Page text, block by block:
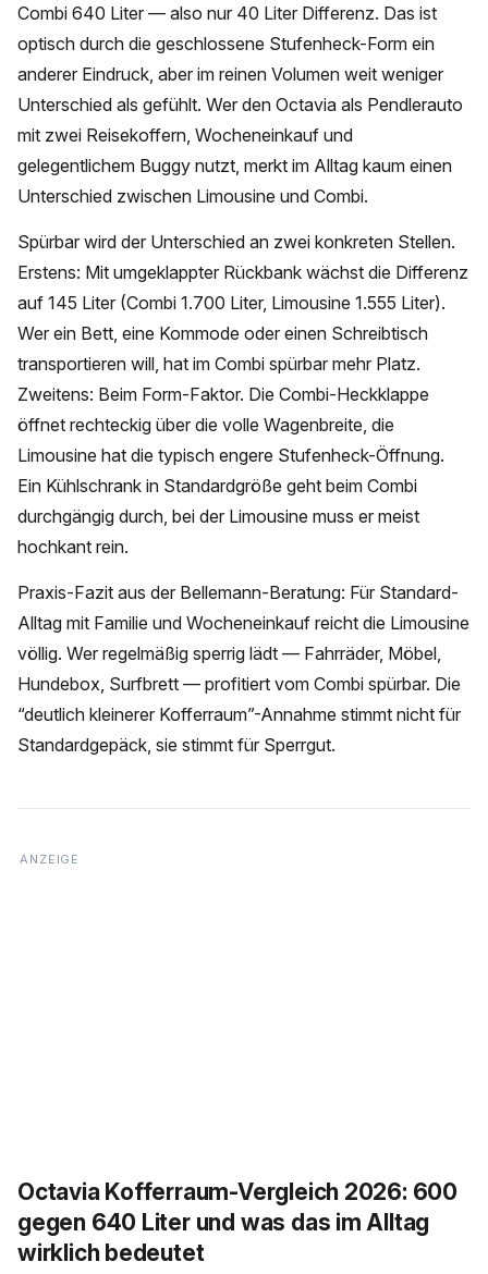
Combi 640 Liter — also nur 40 Liter Differenz. Das ist
optisch durch die geschlossene Stufenheck-Form ein
anderer Eindruck, aber im reinen Volumen weit weniger
Unterschied als gefühlt. Wer den Octavia als Pendlerauto
mit zwei Reisekoffern, Wocheneinkauf und
gelegentlichem Buggy nutzt, merkt im Alltag kaum einen
Unterschied zwischen Limousine und Combi.
Spürbar wird der Unterschied an zwei konkreten Stellen.
Erstens: Mit umgeklappter Rückbank wächst die Differenz
auf 145 Liter (Combi 1.700 Liter, Limousine 1.555 Liter).
Wer ein Bett, eine Kommode oder einen Schreibtisch
transportieren will, hat im Combi spürbar mehr Platz.
Zweitens: Beim Form-Faktor. Die Combi-Heckklappe
öffnet rechteckig über die volle Wagenbreite, die
Limousine hat die typisch engere Stufenheck-Öffnung.
Ein Kühlschrank in Standardgröße geht beim Combi
durchgängig durch, bei der Limousine muss er meist
hochkant rein.
Praxis-Fazit aus der Bellemann-Beratung: Für Standard-
Alltag mit Familie und Wocheneinkauf reicht die Limousine
völlig. Wer regelmäßig sperrig lädt — Fahrräder, Möbel,
Hundebox, Surfbrett — profitiert vom Combi spürbar. Die
“deutlich kleinerer Kofferraum”-Annahme stimmt nicht für
Standardgepäck, sie stimmt für Sperrgut.
Octavia Kofferraum-Vergleich 2026: 600
gegen 640 Liter und was das im Alltag
wirklich bedeutet